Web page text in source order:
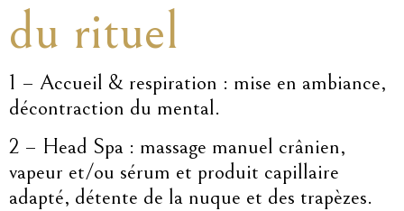
du rituel
1 – Accueil & respiration : mise en ambiance,
décontraction du mental.
2 – Head Spa : massage manuel crânien,
vapeur et/ou sérum et produit capillaire
adapté, détente de la nuque et des trapèzes.